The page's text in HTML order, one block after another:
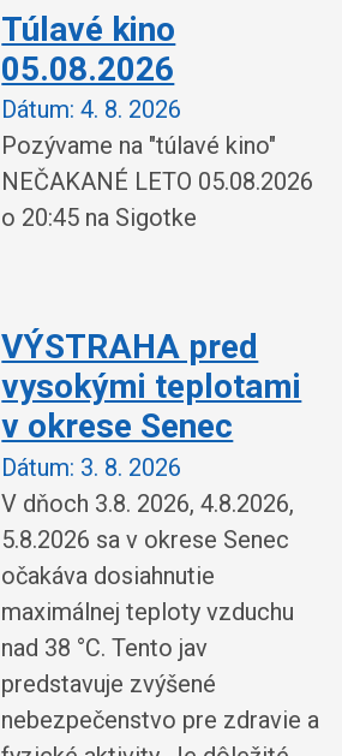
Túlavé kino
05.08.2026
Dátum: 4. 8. 2026
Pozývame na "túlavé kino"
NEČAKANÉ LETO 05.08.2026
o 20:45 na Sigotke
VÝSTRAHA pred
vysokými teplotami
v okrese Senec
Dátum: 3. 8. 2026
V dňoch 3.8. 2026, 4.8.2026,
5.8.2026 sa v okrese Senec
očakáva dosiahnutie
maximálnej teploty vzduchu
nad 38 °C. Tento jav
predstavuje zvýšené
nebezpečenstvo pre zdravie a